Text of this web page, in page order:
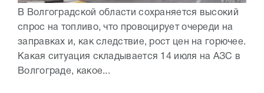
В Волгоградской области сохраняется высокий
спрос на топливо, что провоцирует очереди на
заправках и, как следствие, рост цен на горючее.
Какая ситуация складывается 14 июля на АЗС в
Волгограде, какое...